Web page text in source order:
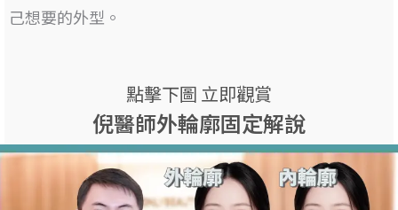
己想要的外型。
點擊下圖 立即觀賞
倪醫師外輪廓固定解說